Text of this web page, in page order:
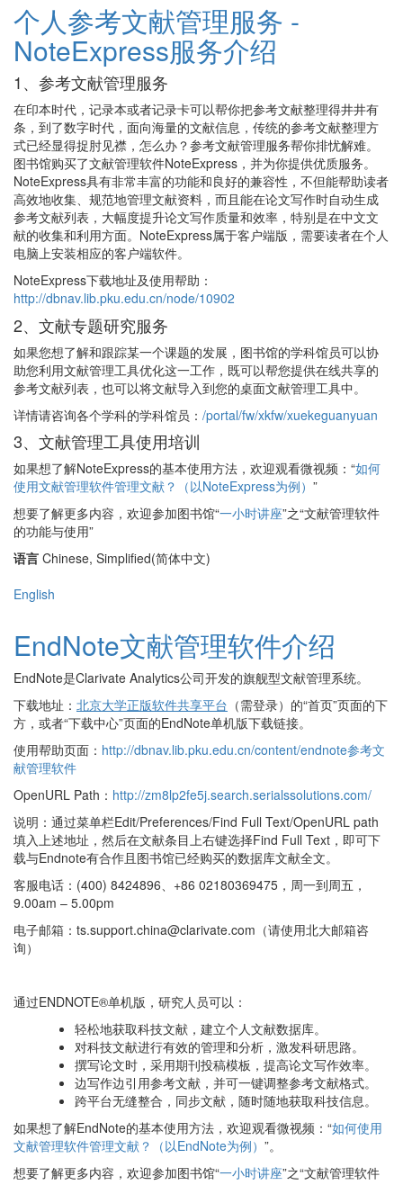
个人参考文献管理服务 -
NoteExpress服务介绍
1、参考文献管理服务
在印本时代，记录本或者记录卡可以帮你把参考文献整理得井井有
条，到了数字时代，面向海量的文献信息，传统的参考文献整理方
式已经显得捉肘见襟，怎么办？参考文献管理服务帮你排忧解难。
图书馆购买了文献管理软件NoteExpress，并为你提供优质服务。
NoteExpress具有非常丰富的功能和良好的兼容性，不但能帮助读者
高效地收集、规范地管理文献资料，而且能在论文写作时自动生成
参考文献列表，大幅度提升论文写作质量和效率，特别是在中文文
献的收集和利用方面。NoteExpress属于客户端版，需要读者在个人
电脑上安装相应的客户端软件。
NoteExpress下载地址及使用帮助：
http://dbnav.lib.pku.edu.cn/node/10902
2、文献专题研究服务
如果您想了解和跟踪某一个课题的发展，图书馆的学科馆员可以协
助您利用文献管理工具优化这一工作，既可以帮您提供在线共享的
参考文献列表，也可以将文献导入到您的桌面文献管理工具中。
详情请咨询各个学科的学科馆员： /portal/fw/xkfw/xuekeguanyuan
3、文献管理工具使用培训
如果想了解NoteExpress的基本使用方法，欢迎观看微视频：“如何
使用文献管理软件管理文献？（以NoteExpress为例） ”
想要了解更多内容，欢迎参加图书馆“一小时讲座”之“文献管理软件
的功能与使用”
语言 Chinese, Simplified(简体中文)
English
EndNote文献管理软件介绍
EndNote是Clarivate Analytics公司开发的旗舰型文献管理系统。
下载地址： 北京大学正版软件共享平台 （需登录）的“首页”页面的下
方，或者“下载中心”页面的EndNote单机版下载链接。
使用帮助页面： http://dbnav.lib.pku.edu.cn/content/endnote参考文
献管理软件
OpenURL Path： http://zm8lp2fe5j.search.serialssolutions.com/
说明：通过菜单栏Edit/Preferences/Find Full Text/OpenURL path
填入上述地址，然后在文献条目上右键选择Find Full Text，即可下
载与Endnote有合作且图书馆已经购买的数据库文献全文。
客服电话：(400) 8424896、+86 02180369475，周一到周五，
9.00am – 5.00pm
电子邮箱：ts.support.china@clarivate.com（请使用北大邮箱咨
询）
通过ENDNOTE®单机版，研究人员可以：
轻松地获取科技文献，建立个人文献数据库。
对科技文献进行有效的管理和分析，激发科研思路。
撰写论文时，采用期刊投稿模板，提高论文写作效率。
边写作边引用参考文献，并可一键调整参考文献格式。
跨平台无缝整合，同步文献，随时随地获取科技信息。
如果想了解EndNote的基本使用方法，欢迎观看微视频：“如何使用
文献管理软件管理文献？（以EndNote为例） ”。
想要了解更多内容，欢迎参加图书馆“一小时讲座”之“文献管理软件